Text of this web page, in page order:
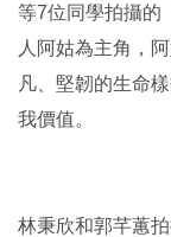
等7位同學拍攝的
人阿姑為主角，
凡、堅韌的生命
我價值。
林秉欣和郭芊蕙